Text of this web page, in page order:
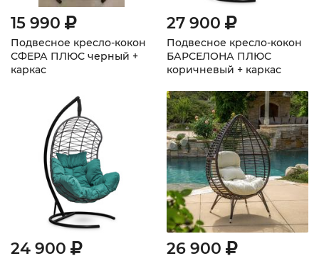
15 990
Подвесное кресло-кокон
СФЕРА ПЛЮС черный +
каркас
27 900
Подвесное кресло-кокон
БАРСЕЛОНА ПЛЮС
коричневый + каркас
24 900 26 900